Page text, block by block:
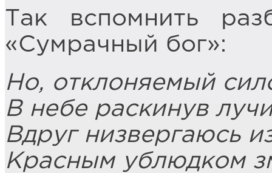
Так вспомнить
«Сумрачный бог»:
Но, отклоняемый
В небе раскинув
Вдруг низвергаюсь
Красным ублюдком